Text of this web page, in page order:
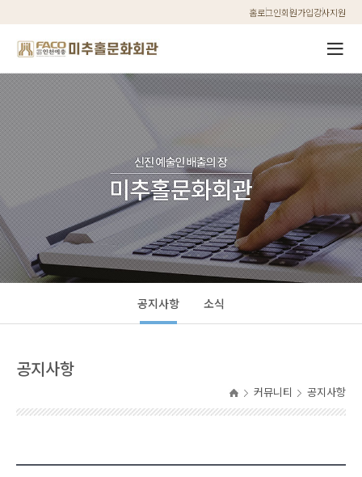
홈로그인회원가입강사지원
공지사항 소식
공지사항
커뮤니티 공지사항